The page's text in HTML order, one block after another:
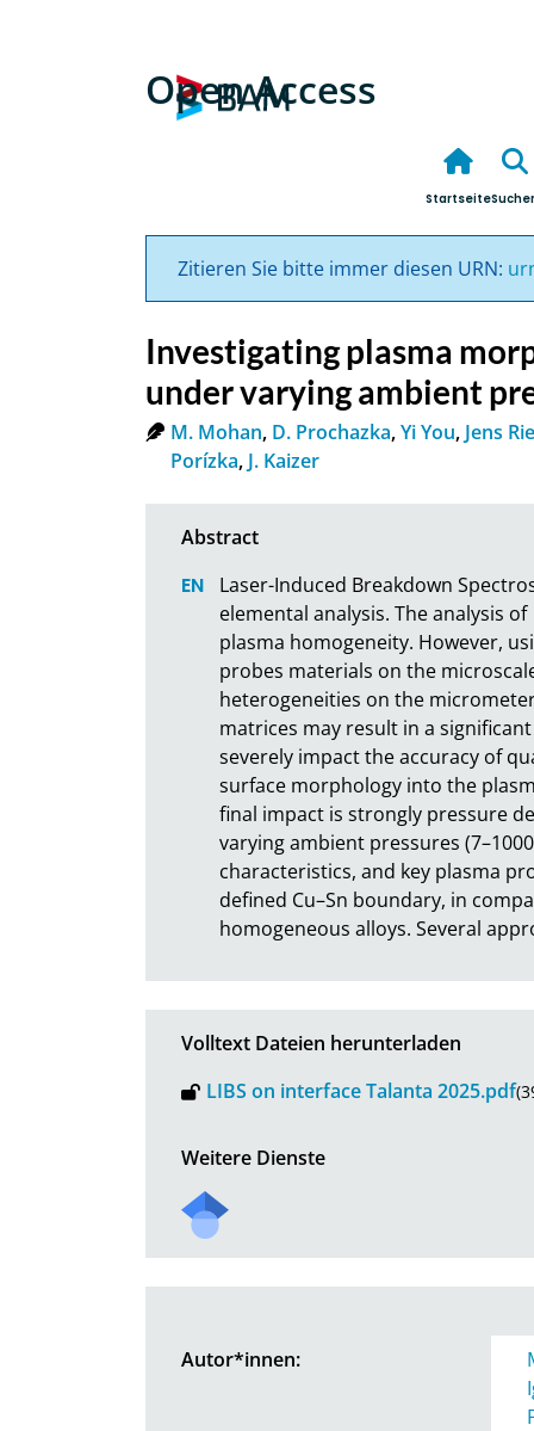
Open Access
Startseite
Zitieren Sie bitte immer diesen URN:
Investigating plasma
under varying ambient
M. Mohan, D. Prochazka,Yi You, Jens
Porízka, J. Kaizer
Laser-Induced Breakdown
elemental analysis. The analysis
plasma homogeneity. However,
probes materials on the
heterogeneities on the
matrices may result in a
severely impact the accuracy of
surface morphology into the
final impact is strongly pressure
varying ambient pressures
characteristics, and key plasma
defined Cu–Sn boundary, in
homogeneous alloys. Several
Volltext Dateien herunterladen
LIBS on interface Talanta 2025.pdf
Weitere Dienste
Autor*innen: